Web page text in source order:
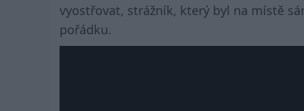
vyostřovat, strážník, který byl na místě
pořádku.